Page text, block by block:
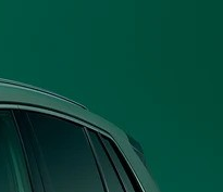
Duben 2026
Leden 2026
Prosinec 2025
Únor 2025